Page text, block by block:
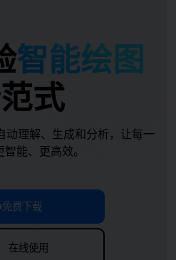
智能绘图
式
动理解、生成和分析，让每一
能、更高效。
免费下载
在线使用